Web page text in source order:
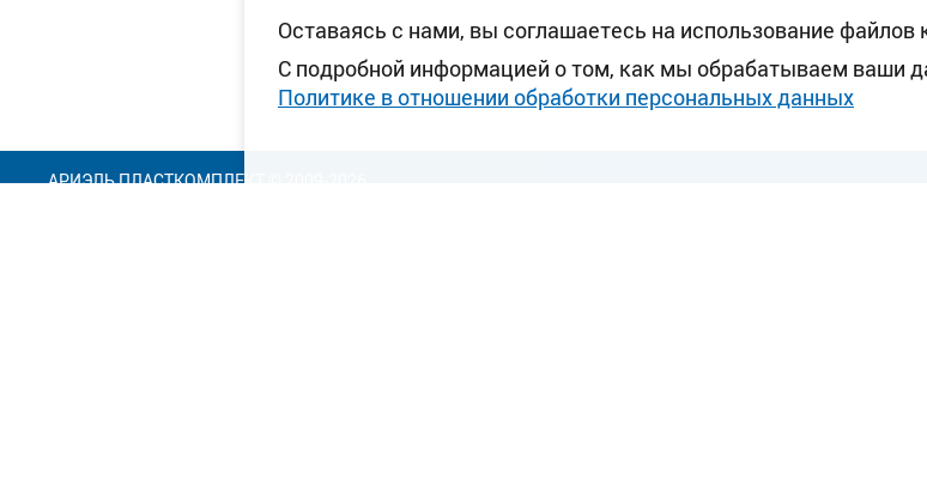
Оставаясь с нами, вы соглашаетесь на использование файлов
С подробной информацией о том, как мы обрабатываем ваши
Политике в отношении обработки персональных данных
АРИЭЛЬ ПЛАСТКОМПЛЕКТ © 2009-2026